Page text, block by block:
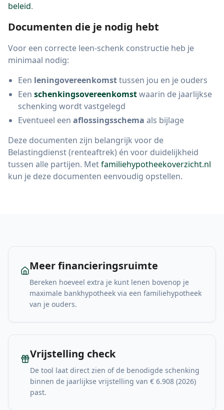
beleid.
Documenten die je nodig hebt
Voor een correcte leen-schenk constructie heb je
minimaal nodig:
Een leningovereenkomsttussen jou en je ouders
Een schenkingsovereenkomstwaarin de jaarlijkse
schenking wordt vastgelegd
Eventueel een aflossingsschema als bijlage
Deze documenten zijn belangrijk voor de
Belastingdienst (renteaftrek) én voor duidelijkheid
tussen alle partijen. Metfamiliehypotheekoverzicht.nl
kun je deze documenten eenvoudig opstellen.
Meer financieringsruimte
Bereken hoeveel extra je kunt lenen bovenop je
maximale bankhypotheek via een familiehypotheek
van je ouders.
Vrijstelling check
De tool laat direct zien of de benodigde schenking
binnen de jaarlijkse vrijstelling van € 6.908 (2026)
past.